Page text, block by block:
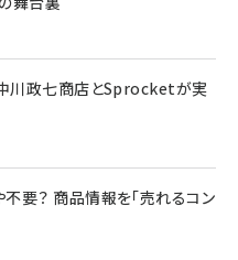
川政七商店とSprocketが実
要？ 商品情報を「売れるコン